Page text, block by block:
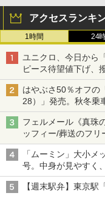
アクセスランキ
1時間 24
ユニクロ、今日から
ピース待望値下げ、
はやぶさ50％オフの
28）」発売。秋冬乗
フェルメール《真珠
ッフィー/葬送のフ
「ムーミン」大小メ
号。中身が見やすく
【週末駅弁】東京駅